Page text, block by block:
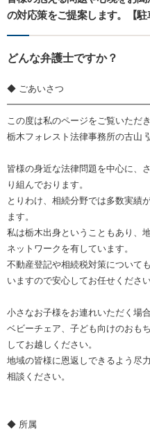
の対応策をご提案します。【駐
どんな弁護士ですか？
◆ ごあいさつ
この度は私のページをご覧いただ
栃木フォレスト法律事務所の古山
皆様の身近な法律問題を中心に、
り組んでおります。
とりわけ、相続分野では多数実績
ます。
私は栃木出身ということもあり、
ネットワークを有しています。
不動産登記や相続税対策について
いますので安心してお任せください
小さなお子様をお連れいただく場
ベビーチェア、子ども向けのおも
してお越しください。
地域の皆様に恩返しできるよう尽
相談ください。
◆ 所属